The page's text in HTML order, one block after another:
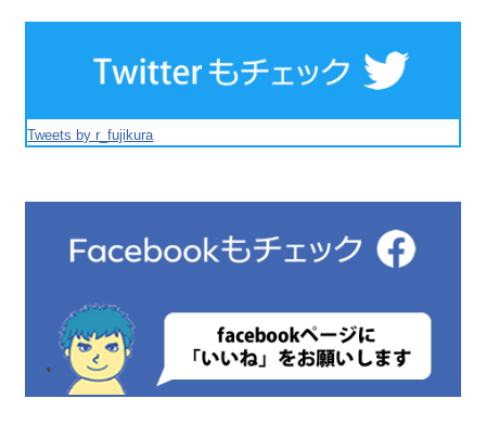
Tweets by r_fujikura